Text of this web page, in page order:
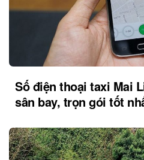
Số điện thoại taxi Mai
sân bay, trọn gói tốt